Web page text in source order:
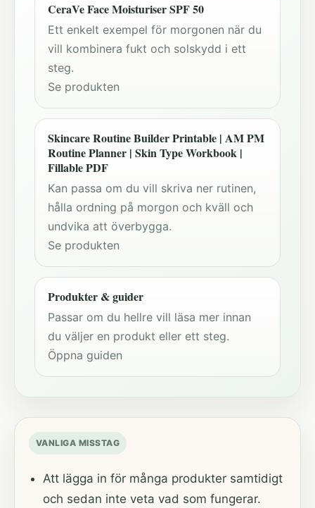
CeraVe Face Moisturiser SPF 50
Ett enkelt exempel för morgonen när du
vill kombinera fukt och solskydd i ett
steg.
Se produkten
Skincare Routine Builder Printable | AM PM
Routine Planner | Skin Type Workbook |
Fillable PDF
Kan passa om du vill skriva ner rutinen,
hålla ordning på morgon och kväll och
undvika att överbygga.
Se produkten
Produkter & guider
Passar om du hellre vill läsa mer innan
du väljer en produkt eller ett steg.
Öppna guiden
VANLIGA MISSTAG
Att lägga in för många produkter samtidigt
och sedan inte veta vad som fungerar.